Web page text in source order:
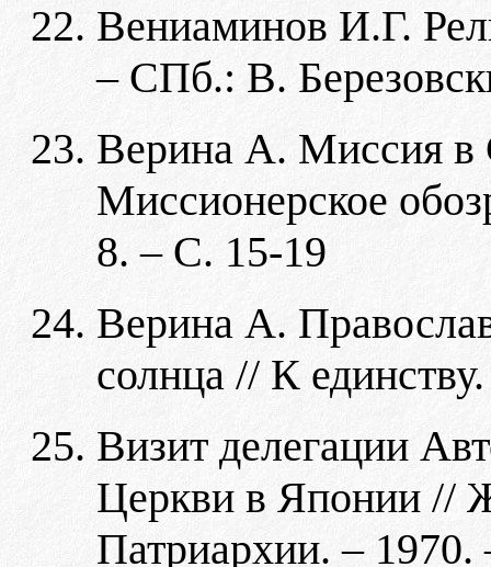
Вениаминов И.Г.
– СПб.: В.
Верина А. Миссия в
Миссионерское
8. – С. 15-19
Верина А.
солнца // К
Визит делегации
Церкви в Японии //
Патриархии. –